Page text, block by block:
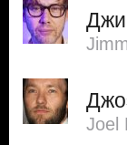
Joel